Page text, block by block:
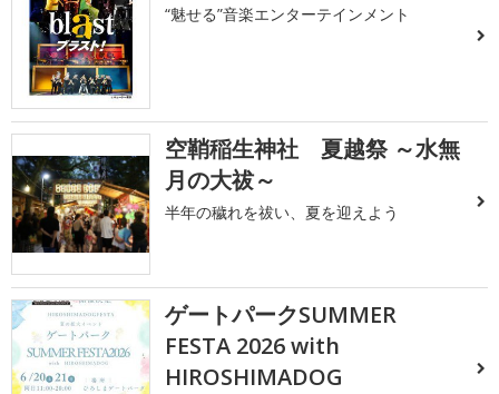
“魅せる”音楽エンターテインメント
空鞘稲生神社 夏越祭 ～水無
月の大祓～
半年の穢れを祓い、夏を迎えよう
ゲートパークSUMMER
FESTA 2026 with
HIROSHIMADOG